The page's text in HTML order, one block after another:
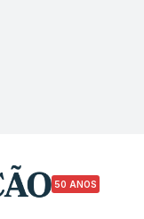
50 ANOS